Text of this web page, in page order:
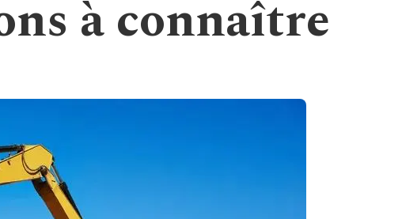
à connaître